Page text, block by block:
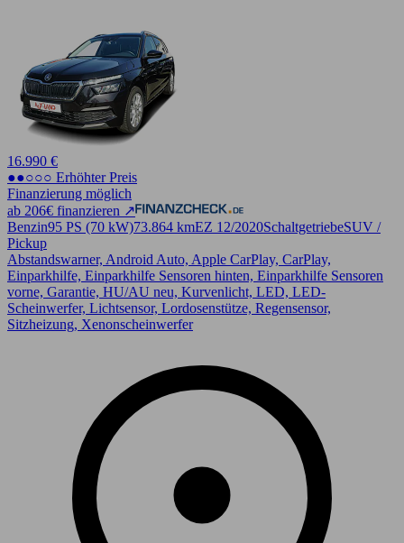
16.990 €
●●○○○ Erhöhter Preis
Finanzierung möglich
ab 206€ finanzieren ↗
Benzin95 PS (70 kW)73.864 kmEZ 12/2020SchaltgetriebeSUV /
Pickup
Abstandswarner, Android Auto, Apple CarPlay, CarPlay,
Einparkhilfe, Einparkhilfe Sensoren hinten, Einparkhilfe Sensoren
vorne, Garantie, HU/AU neu, Kurvenlicht, LED, LED-
Scheinwerfer, Lichtsensor, Lordosenstütze, Regensensor,
Sitzheizung, Xenonscheinwerfer